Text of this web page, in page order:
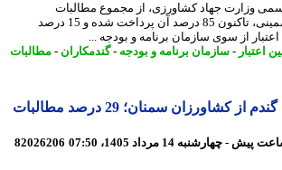
جهاد کشاورزی، از مجموع مطالبات
گندمکاران بابت خرید تضمینی، تاکنون 85 درصد آن پرداخت شده و 15 درصد
از سوی سازمان برنامه و بودجه ...
-سازمان برنامه و بودجه-گندمکاران-
مطالبات
خرید 56 هزار تن گندم از کشاورزان سمنان؛ 29 درصد مطالبات
82026206